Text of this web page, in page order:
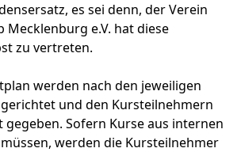
es sei denn, der Verein
Mecklenburg e.V. hat diese
zu vertreten.
werden nach den jeweiligen
und den Kursteilnehmern
Sofern Kurse aus internen
werden die Kursteilnehmer